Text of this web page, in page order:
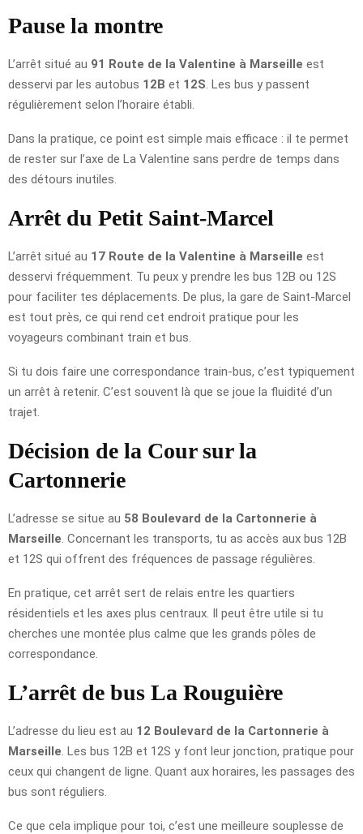
Pause la montre
L’arrêt situé au 91 Route de la Valentine à Marseille est
desservi par les autobus 12B et 12S . Les bus y passent
régulièrement selon l’horaire établi.
Dans la pratique, ce point est simple mais efficace : il te permet
de rester sur l’axe de La Valentine sans perdre de temps dans
des détours inutiles.
Arrêt du Petit Saint-Marcel
L’arrêt situé au 17 Route de la Valentine à Marseille est
desservi fréquemment. Tu peux y prendre les bus 12B ou 12S
pour faciliter tes déplacements. De plus, la gare de Saint-Marcel
est tout près, ce qui rend cet endroit pratique pour les
voyageurs combinant train et bus.
Si tu dois faire une correspondance train-bus, c’est typiquement
un arrêt à retenir. C’est souvent là que se joue la fluidité d’un
trajet.
Décision de la Cour sur la
Cartonnerie
L’adresse se situe au 58 Boulevard de la Cartonnerie à
Marseille . Concernant les transports, tu as accès aux bus 12B
et 12S qui offrent des fréquences de passage régulières.
En pratique, cet arrêt sert de relais entre les quartiers
résidentiels et les axes plus centraux. Il peut être utile si tu
cherches une montée plus calme que les grands pôles de
correspondance.
L’arrêt de bus La Rouguière
L’adresse du lieu est au 12 Boulevard de la Cartonnerie à
Marseille . Les bus 12B et 12S y font leur jonction, pratique pour
ceux qui changent de ligne. Quant aux horaires, les passages des
bus sont réguliers.
Ce que cela implique pour toi, c’est une meilleure souplesse de